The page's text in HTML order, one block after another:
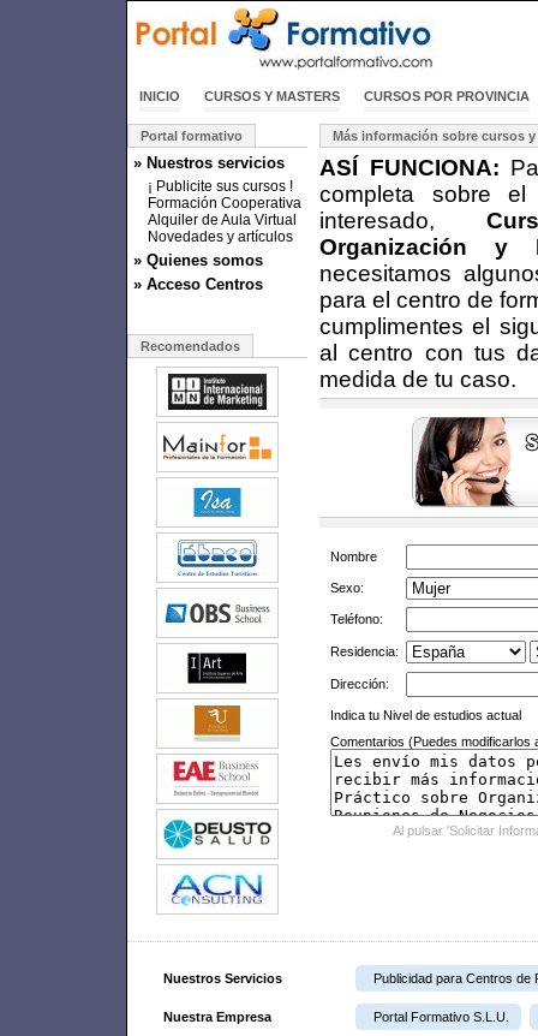
INICIO CURSOS Y MASTERS CURSOS POR PROVINCIA
Portal formativo
» Nuestros servicios
¡ Publicite sus cursos !
Formación Cooperativa
Alquiler de Aula Virtual
Novedades y artículos
» Quienes somos
» Acceso Centros
Recomendados
Más información sobre cursos y
ASÍ FUNCIONA:
completa sobre
interesado,
Organización y
necesitamos
para el centro de
cumplimentes el
al centro con tus
medida de tu caso.
Nombre
Sexo:
Teléfono:
Residencia:
Dirección:
Indica tu Nivel de estudios actual
Comentarios (Puedes modificarlos
Al pulsar 'Solicitar
Nuestros Servicios Publicidad para Centros de
Nuestra Empresa Portal Formativo S.L.U.